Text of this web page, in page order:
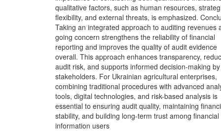
qualitative factors, such as human resources,
flexibility, and external threats, is emphasized.
Taking an integrated approach to auditing revenues
going concern strengthens the reliability of financial
reporting and improves the quality of audit evidence
overall. This approach enhances transparency,
audit risk, and supports informed decision-making by
stakeholders. For Ukrainian agricultural enterprises,
combining traditional procedures with advanced
tools, digital technologies, and risk-based analysis is
essential to ensuring audit quality, maintaining
stability, and building long-term trust among financial
information users